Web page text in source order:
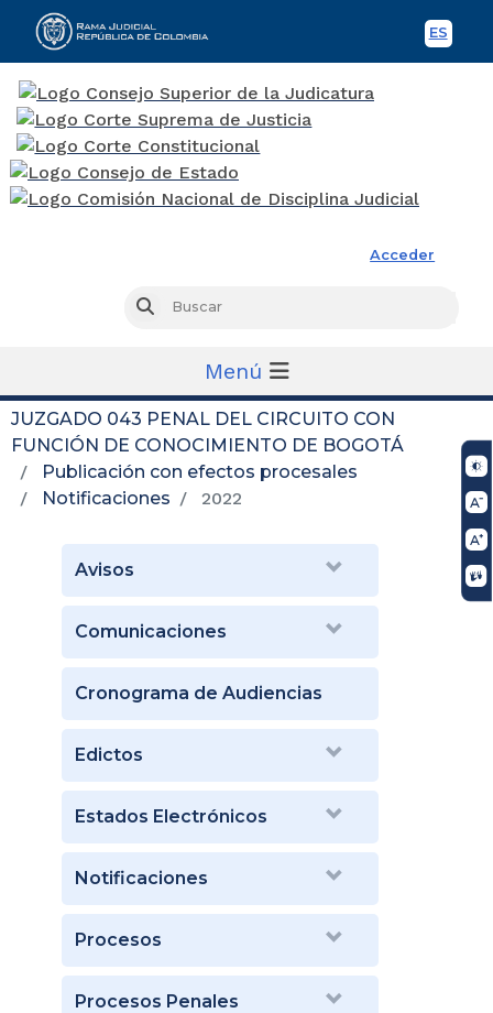
ES
Acceder
Buscar
Menú
JUZGADO 043 PENAL DEL CIRCUITO CON
FUNCIÓN DE CONOCIMIENTO DE BOGOTÁ
Publicación con efectos procesales
Notificaciones
2022
Avisos
Comunicaciones
Cronograma de Audiencias
Edictos
Estados Electrónicos
Notificaciones
Procesos
Procesos Penales